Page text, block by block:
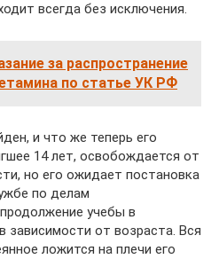
всегда без исключения.
за распространение
по статье УК РФ
и что же теперь его
14 лет, освобождается от
но его ожидает постановка
по делам
учебы в
зависимости от возраста. Вся
ложится на плечи его